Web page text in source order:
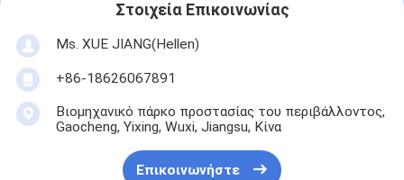
Στοιχεία Επικοινωνίας
Ms. XUE JIANG(Hellen)
+86-18626067891
Βιομηχανικό πάρκο προστασίας του περιβάλλοντος,
Gaocheng, Yixing, Wuxi, Jiangsu, Κίνα
Επικοινωνήστε